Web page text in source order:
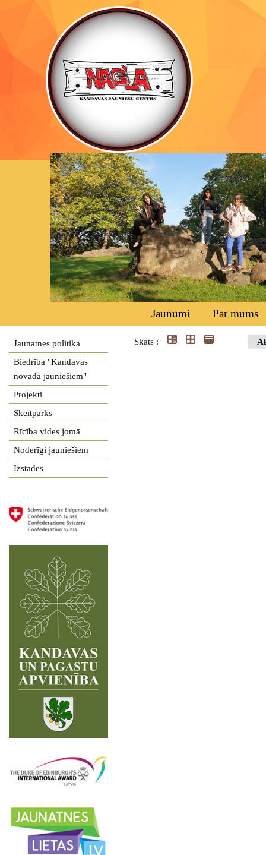
Jaunumi Par mums
Jaunatnes politika
Biedrība "Kandavas
novada jauniešiem"
Projekti
Skeitparks
Rīcība vides jomā
Noderīgi jauniešiem
Izstādes
Skats :